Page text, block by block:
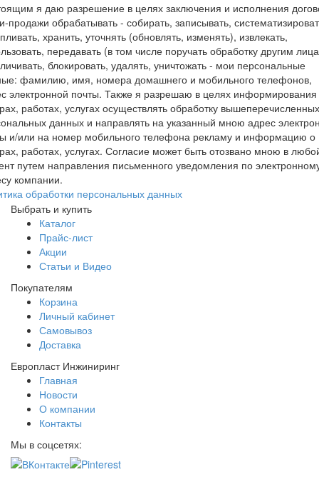
я даю разрешение в целях заключения и исполнения
продажи обрабатывать - собирать, записывать,
хранить, уточнять (обновлять, изменять), извлекать,
передавать (в том числе поручать обработку другим
блокировать, удалять, уничтожать - мои персональные
фамилию, имя, номера домашнего и мобильного телефонов,
электронной почты. Также я разрешаю в целях
работах, услугах осуществлять обработку вышеперечисленных
данных и направлять на указанный мною адрес
и/или на номер мобильного телефона рекламу и информацию о
работах, услугах. Согласие может быть отозвано мною в
путем направления письменного уведомления по
компании.
обработки персональных данных
Выбрать и купить
Каталог
Прайс-лист
Акции
Статьи и Видео
Покупателям
Корзина
Личный кабинет
Самовывоз
Доставка
Европласт Инжиниринг
Главная
Новости
О компании
Контакты
Мы в соцсетях: